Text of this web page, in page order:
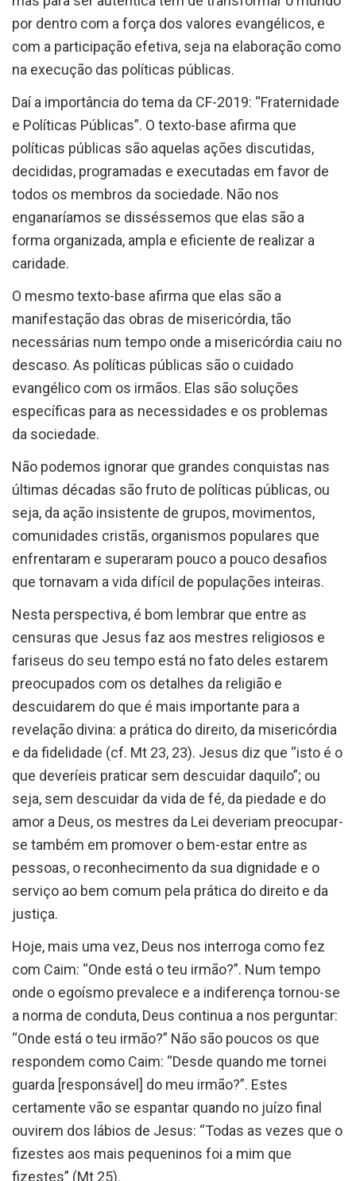
por dentro com a força dos valores evangélicos, e
com a participação efetiva, seja na elaboração como
na execução das políticas públicas.
Daí a importância do tema da CF-2019: “Fraternidade
e Políticas Públicas”. O texto-base afirma que
políticas públicas são aquelas ações discutidas,
decididas, programadas e executadas em favor de
todos os membros da sociedade. Não nos
enganaríamos se disséssemos que elas são a
forma organizada, ampla e eficiente de realizar a
caridade.
O mesmo texto-base afirma que elas são a
manifestação das obras de misericórdia, tão
necessárias num tempo onde a misericórdia caiu no
descaso. As políticas públicas são o cuidado
evangélico com os irmãos. Elas são soluções
específicas para as necessidades e os problemas
da sociedade.
Não podemos ignorar que grandes conquistas nas
últimas décadas são fruto de políticas públicas, ou
seja, da ação insistente de grupos, movimentos,
comunidades cristãs, organismos populares que
enfrentaram e superaram pouco a pouco desafios
que tornavam a vida difícil de populações inteiras.
Nesta perspectiva, é bom lembrar que entre as
censuras que Jesus faz aos mestres religiosos e
fariseus do seu tempo está no fato deles estarem
preocupados com os detalhes da religião e
descuidarem do que é mais importante para a
revelação divina: a prática do direito, da misericórdia
e da fidelidade (cf. Mt 23, 23). Jesus diz que “isto é o
que deveríeis praticar sem descuidar daquilo”; ou
seja, sem descuidar da vida de fé, da piedade e do
amor a Deus, os mestres da Lei deveriam preocupar-
se também em promover o bem-estar entre as
pessoas, o reconhecimento da sua dignidade e o
serviço ao bem comum pela prática do direito e da
justiça.
Hoje, mais uma vez, Deus nos interroga como fez
com Caim: “Onde está o teu irmão?”. Num tempo
onde o egoísmo prevalece e a indiferença tornou-se
a norma de conduta, Deus continua a nos perguntar:
“Onde está o teu irmão?” Não são poucos os que
respondem como Caim: “Desde quando me tornei
guarda [responsável] do meu irmão?”. Estes
certamente vão se espantar quando no juízo final
ouvirem dos lábios de Jesus: “Todas as vezes que o
fizestes aos mais pequeninos foi a mim que
fizestes” (Mt 25).